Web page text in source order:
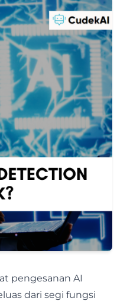
pengesanan AI
dari segi fungsi